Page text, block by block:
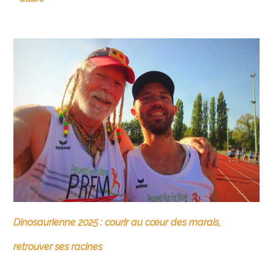
Dinosaurienne 2025 : courir au cœur des marais,
retrouver ses racines